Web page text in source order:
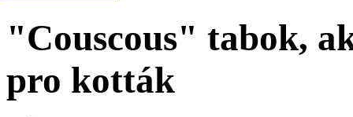
"Couscous" tabok,
pro kották